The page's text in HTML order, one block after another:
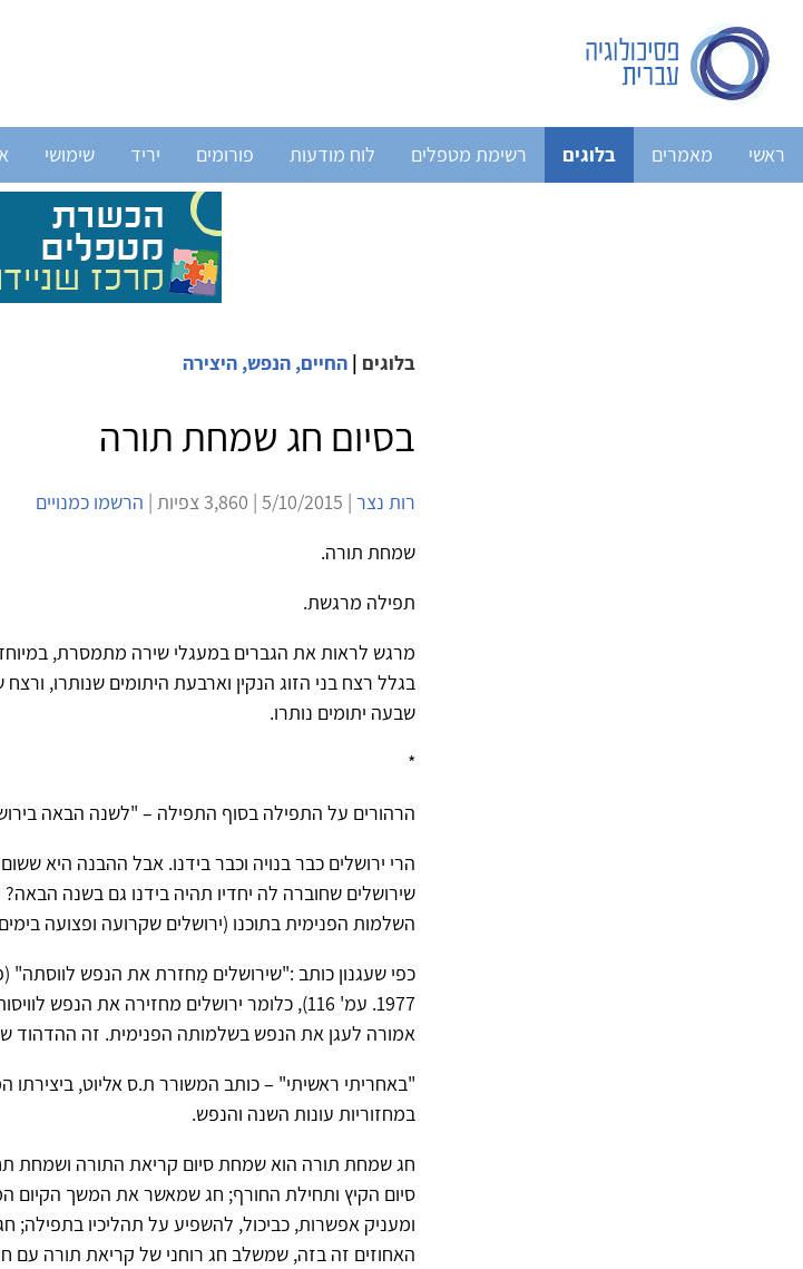
ראשי מאמרים בלוגים רשימת מטפלים לוח מודעות פורומים יריד שימושי
בלוגים | החיים, הנפש, היצירה
בסיום חג שמחת תורה
רות נצר | 5/10/2015 | 3,860 צפיות |
הרשמו כמנויים
שמחת תורה.
תפילה מרגשת.
מרגש לראות את הגברים במעגלי שירה מתמסרת,
בגלל רצח בני הזוג הנקין וארבעת היתומים שנותרו,
שבעה יתומים נותרו.
*
הרהורים על התפילה בסוף התפילה – "לשנה הבאה
הרי ירושלים כבר בנויה וכבר בידנו. אבל ההבנה היא
שירושלים שחוברה לה יחדיו תהיה בידנו גם בשנה הבאה?
השלמות הפנימית בתוכנו (ירושלים שקרועה ופצועה
כפי שעגנון כותב :"שירושלים מַחזרת את הנפש לווסתה"
1977. עמ' 116), כלומר ירושלים מחזירה את
אמורה לעגן את הנפש בשלמותה הפנימית. זה ההדהוד
"באחריתי ראשיתי" – כותב המשורר ת.ס אליוט,
במחזוריות עונות השנה והנפש.
חג שמחת תורה הוא שמחת סיום קריאת התורה
סיום הקיץ ותחילת החורף; חג שמאשר את המשך הקיום
ומעניק אפשרות, כביכול, להשפיע על תהליכיו
האחוזים זה בזה, שמשלב חג רוחני של קריאת תורה עם